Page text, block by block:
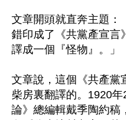
文章開頭就直奔主題：
錯印成了《共黨產宣言
譯成一個『怪物』。」
文章說，這個《共產黨
柴房裏翻譯的。1920
論》總編輯戴季陶約稿